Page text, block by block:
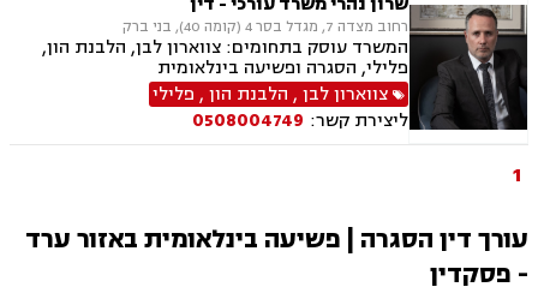
בינוי, קבוצות רכישה עסקאות מכר דירה, פינוי
מושכר הפקעת קרקעות, מגרשים לבניה, דיירות
מוגנת, נחלות ומשקים במושבים, רשות מקרקעי
ישראל, צווי הריסה, רישום קבלנים, בתים משותפים,
נדל"ן ביהודה ושומרון,
רחוב מצדה 7, מגדל בסר 4 (קומה 40), בני ברק
המשרד עוסק בתחומים: צווארון לבן, הלבנת הון,
פלילי, הסגרה ופשיעה בינלאומית
צווארון לבן, הלבנת הון, פלילי
ליצירת קשר: 0508004749
1
עורך דין הסגרה | פשיעה בינלאומית באזור ערד
- פסקדין